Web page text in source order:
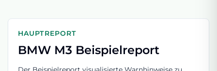
HAUPTREPORT
BMW M3 Beispielreport